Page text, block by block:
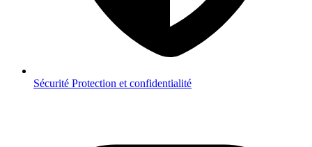
Sécurité Protection et confidentialité